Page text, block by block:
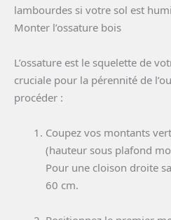
lambourdes si votre sol est
Monter l’ossature bois
L’ossature est le squelette de
cruciale pour la pérennité de
procéder :
Coupez vos montants
(hauteur sous plafond
Pour une cloison droite
60 cm.